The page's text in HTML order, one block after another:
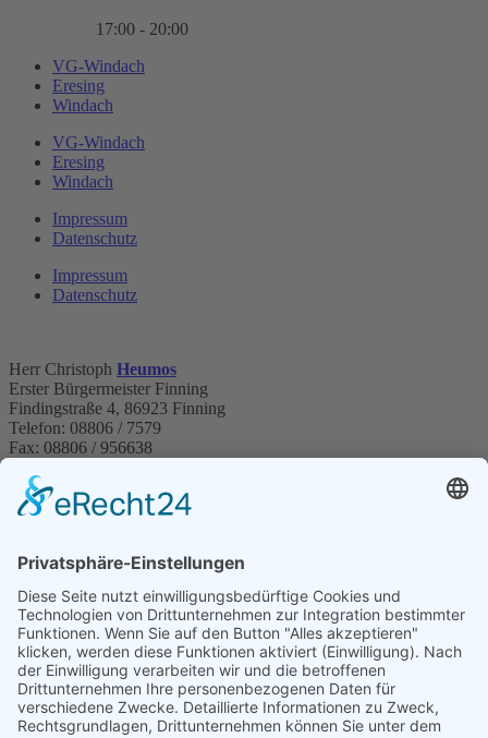
17:00 - 20:00
VG-Windach
Eresing
Windach
VG-Windach
Eresing
Windach
Impressum
Datenschutz
Impressum
Datenschutz
Herr Christoph Heumos
Erster Bürgermeister Finning
Findingstraße 4, 86923 Finning
Telefon: 08806 / 7579
Fax: 08806 / 956638
E-Mail:finning@vg-windach.de
Sprechzeiten Bürgermeister:
Montag (nur nach telefonischer Vereinbarung) 08:00 Uhr -
10:00 Uhr
Dienstag16:00 Uhr - 18:00 Uhr
Donnerstag (nur nach telefonischer Vereinbarung)08:00 Uhr
- 10:00 Uhr
Donnerstag16:00 Uhr - 18:00 Uhr
Für Termine am Montag und Donnerstag zwischen 8 und 10